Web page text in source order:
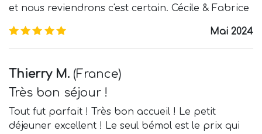
et nous reviendrons c'est certain. Cécile & Fabrice
Mai 2024
Thierry M. (France)
Très bon séjour !
Tout fut parfait ! Très bon accueil ! Le petit
déjeuner excellent ! Le seul bémol est le prix qui